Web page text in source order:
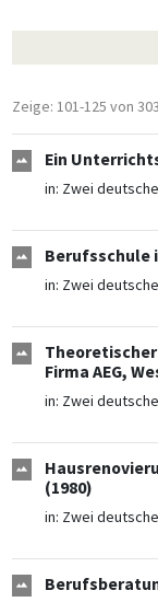
Zeige: 101-125 von
Ein
in: Zwei
Berufsschule
in: Zwei
Firma AEG,
in: Zwei
(1980)
in: Zwei